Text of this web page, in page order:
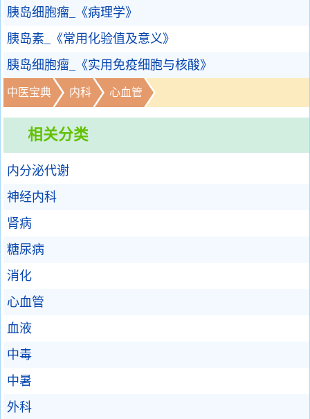
胰岛细胞瘤_《病理学》
胰岛素_《常用化验值及意义》
胰岛细胞瘤_《实用免疫细胞与核酸》
中医宝典 内科 心血管
相关分类
内分泌代谢
神经内科
肾病
糖尿病
消化
心血管
血液
中毒
中暑
外科